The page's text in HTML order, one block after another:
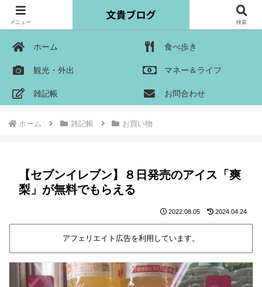
ホーム 食べ歩き
観光・外出 マネー＆ライフ
雑記帳 お問合わせ
ホーム 雑記帳 お買い物
【セブンイレブン】８日発売のアイス「爽
梨」が無料でもらえる
2022.08.05 2024.04.24
アフェリエイト広告を利用しています。
メニュー 検索